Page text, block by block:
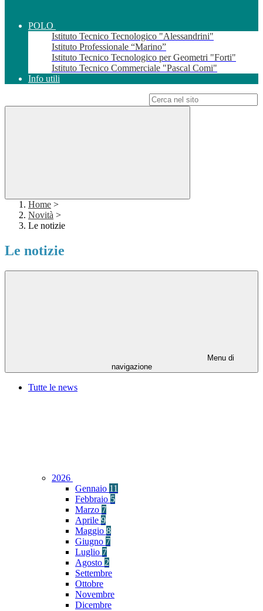
POLO
Istituto Tecnico Tecnologico "Alessandrini"
Istituto Professionale “Marino”
Istituto Tecnico Tecnologico per Geometri "Forti"
Istituto Tecnico Commerciale "Pascal Comi"
Info utili
Home >
Novità >
Le notizie
Le notizie
Menu di
navigazione
Tutte le news
2026
Gennaio 11
Febbraio 5
Marzo 7
Aprile 9
Maggio 8
Giugno 7
Luglio 7
Agosto 2
Settembre
Ottobre
Novembre
Dicembre